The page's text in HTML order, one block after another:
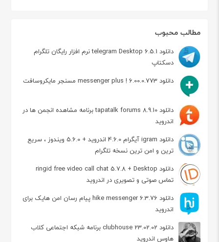
مطالب محبوب
دانلود telegram Desktop 6.5.1 نرم افزار رایگان تلگرام
دسکتاپ
دانلود messenger plus ! 6.00.0.773 مسنجر مایکروسافت
دانلود tapatalk forums 8.9.10 برنامه مشاهده انجمن ها در
اندروید
دانلود igram آیگرام 4.6.0 اندروید + 5.6.0 ویندوز ، سریع
ترین و امن ترین نسخه تلگرام
دانلود ringid free video call chat 5.7.8 + Desktop
تماس صوتی و تصویری در اندروید
دانلود hike messenger 6.3.76 پیام‌ رسان‌ امن هایک برای
اندروید
دانلود clubhouse 23.02.02 برنامه شبکه اجتماعی کلاب
هاوس اندروید